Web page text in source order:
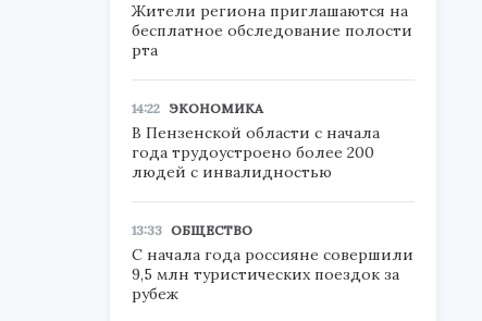
Жители региона приглашаются на
бесплатное обследование полости
рта
14:22 ЭКОНОМИКА
В Пензенской области с начала
года трудоустроено более 200
людей с инвалидностью
13:33 ОБЩЕСТВО
С начала года россияне совершили
9,5 млн туристических поездок за
рубеж